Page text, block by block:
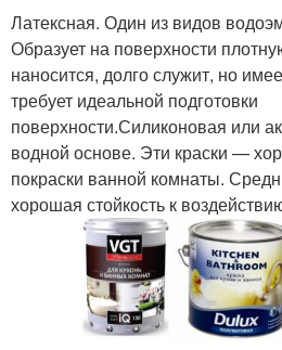
Латексная. Один из видов
Образует на поверхности
наносится, долго служит, но
требует идеальной подготовки
поверхности.Силиконовая или
водной основе. Эти краски —
покраски ванной комнаты.
хорошая стойкость к